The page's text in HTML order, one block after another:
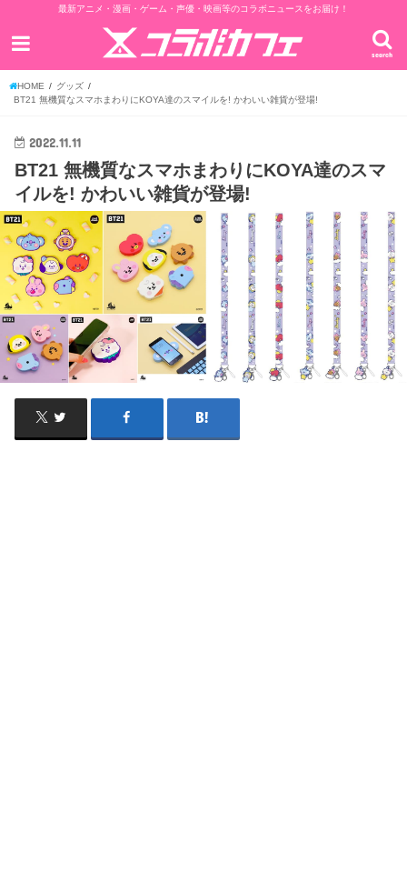
最新アニメ・漫画・ゲーム・声優・映画等のコラボニュースをお届け！
search
HOME
グッズ
BT21 無機質なスマホまわりにKOYA達のスマイルを! かわいい雑貨が登場!
2022.11.11
BT21 無機質なスマホまわりにKOYA達のスマ
イルを! かわいい雑貨が登場!